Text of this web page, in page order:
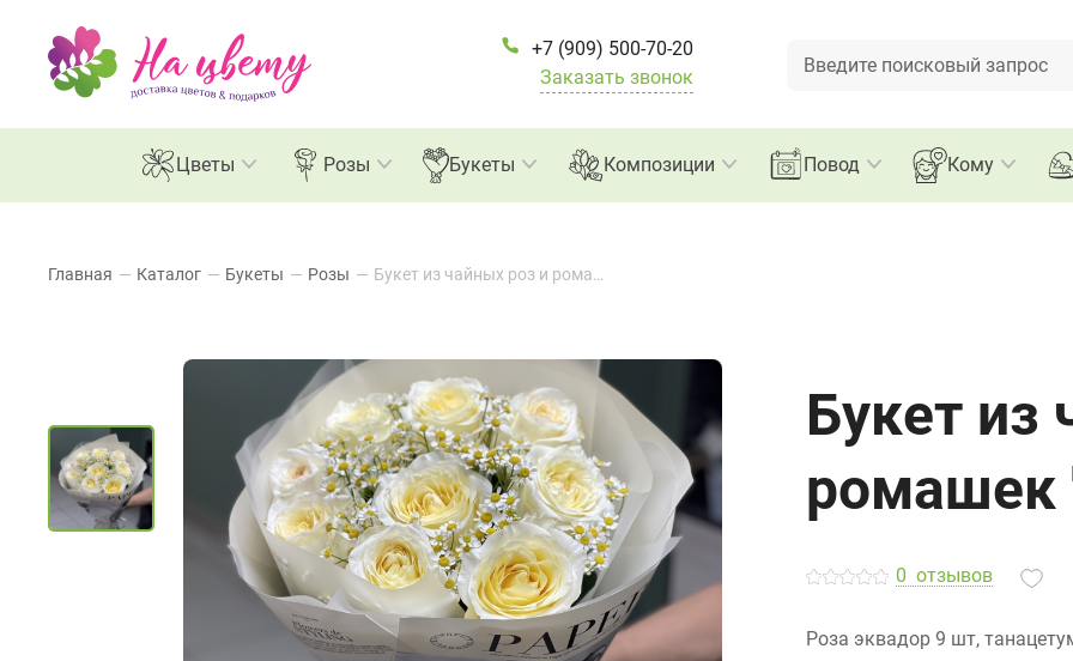
+7 (909) 500-70-20
Заказать звонок
Цветы Розы Букеты Композиции Повод Кому
Главная — Каталог — Букеты — Розы — Букет из чайных роз и ромашек "Ванилька"
Букет из
ромашек
0 отзывов
Роза эквадор 9 шт,